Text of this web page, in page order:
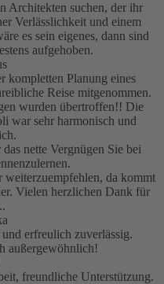
Architekten suchen, der ihr
Verlässlichkeit und einem
es sein eigenes, dann sind
aufgehoben.
kompletten Planung eines
Reise mitgenommen.
wurden übertroffen!! Die
war sehr harmonisch und
nette Vergnügen Sie bei
da kommt
Vielen herzlichen Dank für
erfreulich zuverlässig.
außergewöhnlich!
freundliche Unterstützung.